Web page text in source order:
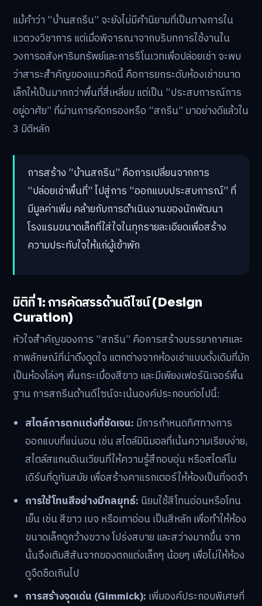
แม้คำว่า “บ้านสกรีน” จะยังไม่มีคำนิยามที่เป็นทางการใน
แวดวงวิชาการ แต่เมื่อพิจารณาจากบริบทการใช้งานใน
วงการอสังหาริมทรัพย์และการรีโนเวทเพื่อปล่อยเช่า จะพบ
ว่าสาระสำคัญของแนวคิดนี้ คือการยกระดับห้องเช่าขนาด
เล็กให้เป็นมากกว่าพื้นที่สี่เหลี่ยม แต่เป็น “ประสบการณ์การ
อยู่อาศัย” ที่ผ่านการคัดกรองหรือ “สกรีน” มาอย่างดีแล้วใน
3 มิติหลัก
การสร้าง “บ้านสกรีน” คือการเปลี่ยนจากการ
“ปล่อยเช่าพื้นที่” ไปสู่การ “ออกแบบประสบการณ์” ที่
มีมูลค่าเพิ่ม คล้ายกับการดำเนินงานของนักพัฒนา
โรงแรมขนาดเล็กที่ใส่ใจในทุกรายละเอียดเพื่อสร้าง
ความประทับใจให้แก่ผู้เข้าพัก
มิติที่ 1: การคัดสรรด้านดีไซน์ (Design
Curation)
หัวใจสำคัญของการ “สกรีน” คือการสร้างบรรยากาศและ
ภาพลักษณ์ที่น่าดึงดูดใจ แตกต่างจากห้องเช่าแบบดั้งเดิมที่มัก
เป็นห้องโล่งๆ พื้นกระเบื้องสีขาว และมีเพียงเฟอร์นิเจอร์พื้น
ฐาน การสกรีนด้านดีไซน์จะเน้นองค์ประกอบต่อไปนี้:
สไตล์การตกแต่งที่ชัดเจน: มีการกำหนดทิศทางการ
ออกแบบที่แน่นอน เช่น สไตล์มินิมอลที่เน้นความเรียบง่าย,
สไตล์สแกนดิเนเวียนที่ให้ความรู้สึกอบอุ่น หรือสไตล์โม
เดิร์นที่ดูทันสมัย เพื่อสร้างคาแรกเตอร์ให้ห้องเป็นที่จดจำ
การใช้โทนสีอย่างมีกลยุทธ์: นิยมใช้สีโทนอ่อนหรือโทน
เย็น เช่น สีขาว เบจ หรือเทาอ่อน เป็นสีหลัก เพื่อทำให้ห้อง
ขนาดเล็กดูกว้างขวาง โปร่งสบาย และสว่างมากขึ้น จาก
นั้นจึงเติมสีสันจากของตกแต่งเล็กๆ น้อยๆ เพื่อไม่ให้ห้อง
ดูจืดชืดเกินไป
การสร้างจุดเด่น (Gimmick): เพิ่มองค์ประกอบพิเศษที่